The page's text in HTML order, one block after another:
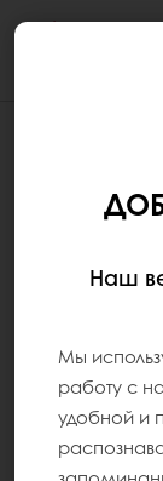
Наш
Мы
работу с
удобной и